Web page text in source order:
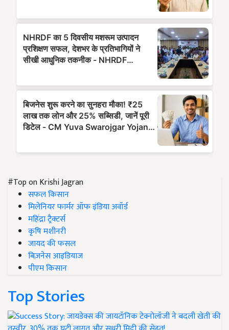
#Top on Krishi Jagran
सफल किसान
मिलेनियर फार्मर ऑफ इंडिया अवॉर्ड
महिंद्रा ट्रैक्टर्स
कृषि मशीनरी
जायद की फसल
बिज़नेस आइडियाज
पीएम किसान
Top Stories